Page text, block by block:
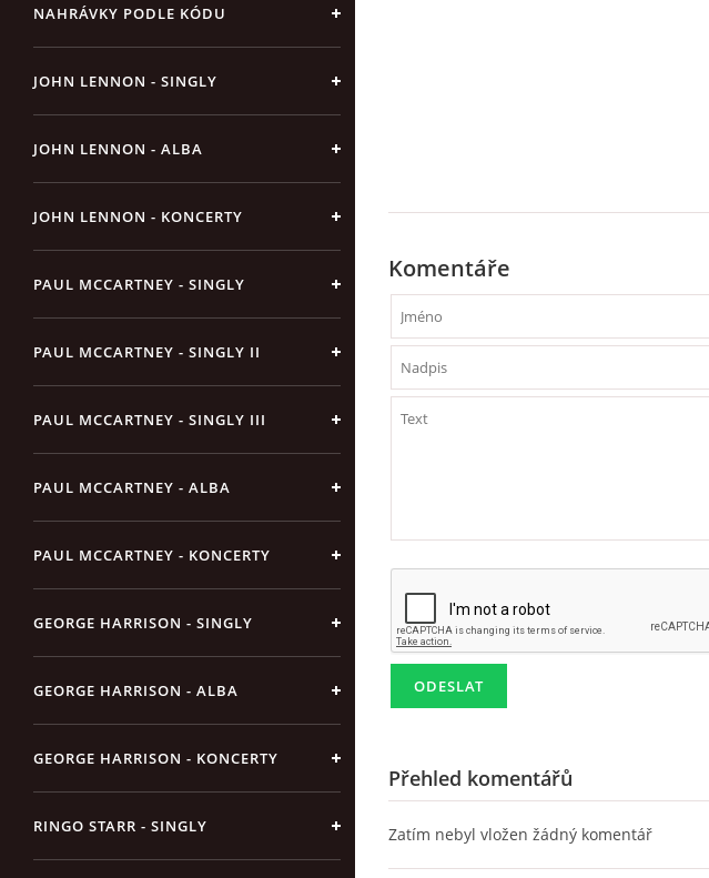
NAHRÁVKY PODLE KÓDU
JOHN LENNON - SINGLY
JOHN LENNON - ALBA
JOHN LENNON - KONCERTY
PAUL MCCARTNEY - SINGLY
PAUL MCCARTNEY - SINGLY II
PAUL MCCARTNEY - SINGLY III
PAUL MCCARTNEY - ALBA
PAUL MCCARTNEY - KONCERTY
GEORGE HARRISON - SINGLY
GEORGE HARRISON - ALBA
GEORGE HARRISON - KONCERTY
RINGO STARR - SINGLY
Komentáře
Přehled komentářů
Zatím nebyl vložen žádný komentář